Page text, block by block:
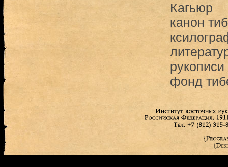
Кагьюр
канон
рукописи
фонд